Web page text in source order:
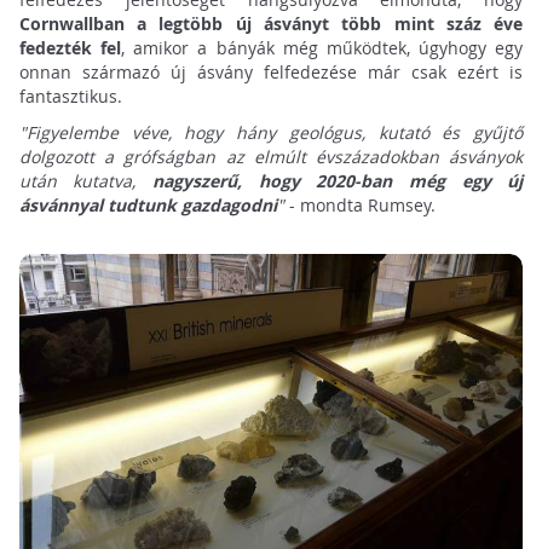
Cornwallban a legtöbb új ásványt több mint száz éve
fedezték fel, amikor a bányák még működtek, úgyhogy egy
onnan származó új ásvány felfedezése már csak ezért is
fantasztikus.
"Figyelembe véve, hogy hány geológus, kutató és gyűjtő
dolgozott a grófságban az elmúlt évszázadokban ásványok
után kutatva, nagyszerű, hogy 2020-ban még egy új
ásvánnyal tudtunk gazdagodni"- mondta Rumsey.